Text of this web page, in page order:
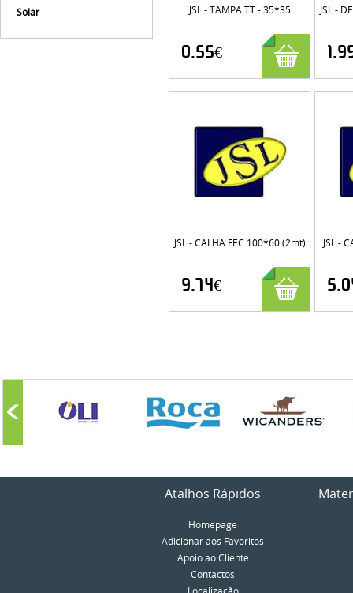
Solar
JSL - TAMPA TT - 35*35
0.55€
JSL -
JSL - CALHA FEC 100*60 (2mt)
9.74€
JSL -
Atalhos Rápidos
Homepage
Adicionar aos Favoritos
Apoio ao Cliente
Contactos